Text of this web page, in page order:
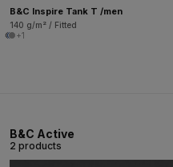
B&C Inspire Tank T /men
140 g/m² / Fitted
+1
B&C Active
2 products